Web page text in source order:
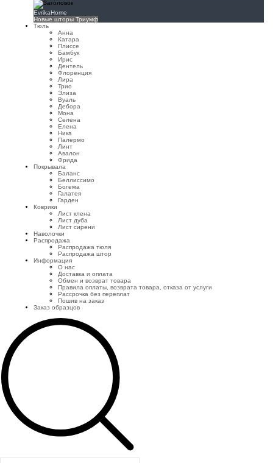
EvrikaHome
Новые шторы Триумф
Тюль
Анна
Катара
Плиссе
Бамбук
Ирис
Дентель
Флоренция
Лира
Трио
Элиза
Вуаль
Дебора
Мона
Селена
Елена
Ника
Палермо
Линт
Авалон
Фрида
Покрывала
Баланс
Беллиссимо
Богема
Галатея
Гарден
Коврики
Лист клена
Лист дуба
Лист сирени
Наволочки
Распродажа
Распродажа тюля
Распродажа штор
Информация
О нас
Доставка и оплата
Обмен и возврат товара
Правила оплаты, возврата товара, отказа от услуги
Рассрочка без переплат
Пошив на заказ
Заказ образцов